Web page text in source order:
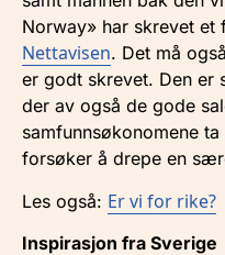
Norway» har skrevet et
Nettavisen. Det må
er godt skrevet. Den er
der av også de gode
samfunnsøkonomene
forsøker å drepe en
Les også: Er vi for rike?
Inspirasjon fra Sverige